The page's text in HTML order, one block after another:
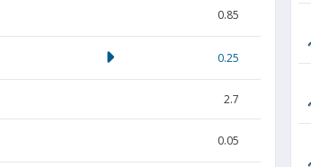
0.85
0.25
2.7
0.05